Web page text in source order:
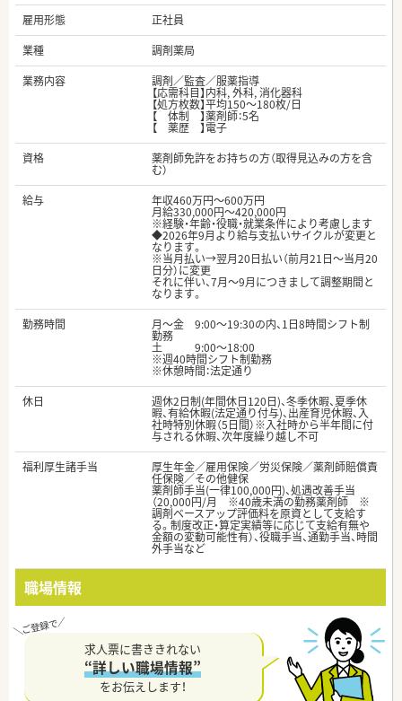
雇用形態
正社員
業種
調剤薬局
業務内容
調剤／監査／服薬指導
【応需科目】内科, 外科, 消化器科
【処方枚数】平均150～180枚/日
【 体制 】薬剤師：5名
【 薬歴 】電子
資格
薬剤師免許をお持ちの方（取得見込みの方を含
む）
給与
年収460万円～600万円
月給330,000円～420,000円
※経験・年齢・役職・就業条件により考慮します
◆2026年9月より給与支払いサイクルが変更と
なります。
※当月払い→翌月20日払い（前月21日～当月20
日分）に変更
それに伴い、7月～9月につきまして調整期間と
なります。
勤務時間
月～金 9:00～19:30の内、1日8時間シフト制
勤務
土 9:00～18:00
※週40時間シフト制勤務
※休憩時間：法定通り
休日
週休2日制(年間休日120日)、冬季休暇、夏季休
暇、有給休暇(法定通り付与)、出産育児休暇、入
社時特別休暇（5日間）※入社時から半年間に付
与される休暇、次年度繰り越し不可
福利厚生諸手当
厚生年金／雇用保険／労災保険／薬剤師賠償責
任保険／その他健保
薬剤師手当(一律100,000円)、処遇改善手当
（20,000円/月 ※40歳未満の勤務薬剤師 ※
調剤ベースアップ評価料を原資として支給す
る。制度改正・算定実績等に応じて支給有無や
金額の変動可能性有）、役職手当、通勤手当、時間
外手当など
職場情報
求人票に書ききれない
“詳しい職場情報”
をお伝えします！